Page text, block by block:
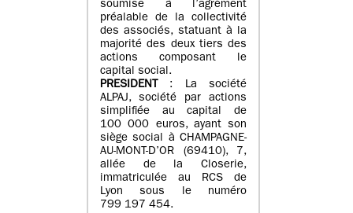
soumise à l’agrément
préalable de la collectivité
des associés, statuant à la
majorité des deux tiers des
actions composant le
capital social.
PRESIDENT
: La société
ALPAJ, société par actions
simplifiée au capital de
100 000 euros, ayant son
siège social à CHAMPAGNE-
AU-MONT-D’OR (69410), 7,
allée de la Closerie,
immatriculée au RCS de
Lyon sous le numéro
799 197 454.